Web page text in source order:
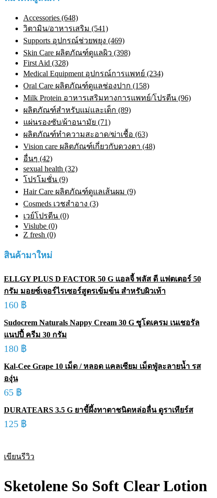
Accessories (648)
วิตามิน/อาหารเสริม (541)
Supports อุปกรณ์ช่วยพยุง (469)
Skin Care ผลิตภัณฑ์ดูแลผิว (398)
First Aid (328)
Medical Equipment อุปกรณ์การแพทย์ (234)
Oral Care ผลิตภัณฑ์ดูแลช่องปาก (158)
Milk Protein อาหารเสริมทางการแพทย์/โปรตีน (96)
ผลิตภัณฑ์สำหรับแม่และเด็ก (89)
แผ่นรองซับ/ผ้าอนามัย (71)
ผลิตภัณฑ์ทําความสะอาด/ฆ่าเชื้อ (63)
Vision care ผลิตภัณฑ์เกี่ยวกับดวงตา (48)
อื่นๆ (42)
sexual health (32)
โปรโมชั่น (9)
Hair Care ผลิตภัณฑ์ดูแลเส้นผม (9)
Cosmeds เวชสําอาง (3)
เวย์โปรตีน (0)
Vislube (0)
Z fresh (0)
สินค้ามาใหม่
ELLGY PLUS D FACTOR 50 G แอลจี้ พลัส ดี แฟตเตอร์ 50
กรัม มอยซ์เจอร์ไรเซอร์สูตรเข้มข้น สำหรับผิวเท้า
160 ฿
Sudocrem Naturals Nappy Cream 30 G ซูโดเครม เนเชอรัล
แนปปี้ ครีม 30 กรัม
180 ฿
Kal-Cee Grape 10 เม็ด / หลอด แคลเซียม เม็ดฟู่ละลายน้ำ รส
องุ่น
65 ฿
DURATEARS 3.5 G ยาขี้ผึ้งทาตาชนิดหล่อลื่น ดูราเทียร์ส
125 ฿
เขียนรีวิว
Sketolene So Soft Clear Lotion